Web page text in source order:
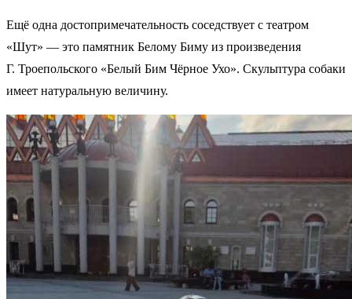
Ещё одна достопримечательность соседствует с театром
«Шут» — это памятник Белому Биму из произведения
Г. Троепольского «Белый Бим Чёрное Ухо». Скульптура собаки
имеет натуральную величину.